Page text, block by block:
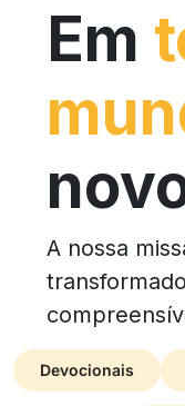
Em
A nossa
Devocionais